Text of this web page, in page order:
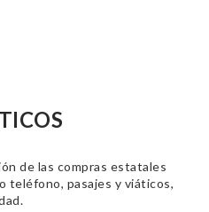
de las compras estatales
teléfono, pasajes y viáticos,